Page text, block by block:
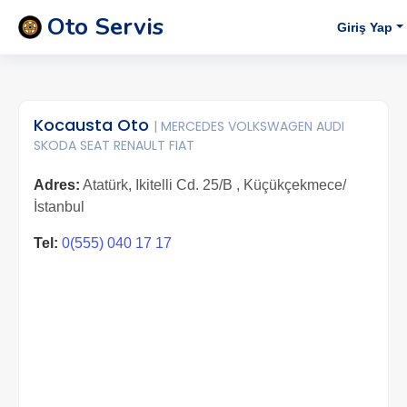
Oto Servis Giriş Yap
Kocausta Oto | MERCEDES VOLKSWAGEN AUDI
SKODA SEAT RENAULT FIAT
Adres: Atatürk, Ikitelli Cd. 25/B , Küçükçekmece/
İstanbul
Tel: 0(555) 040 17 17